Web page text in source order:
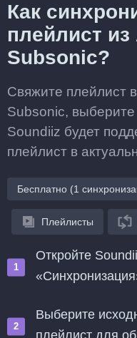
Как
плейлист
Subsonic?
Свяжите плейлист
Subsonic,
Soundiiz будет
плейлист в
Бесплатно (1
Плейлисты
Откройте
Выберите
плейлист для